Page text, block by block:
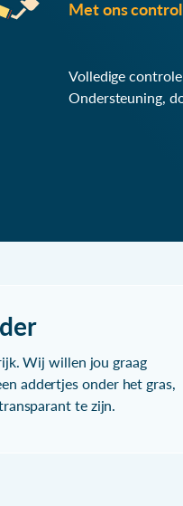
Met ons
Volledige
Ondersteuning,
Wij willen jou graag
addertjes onder het gras,
te zijn.